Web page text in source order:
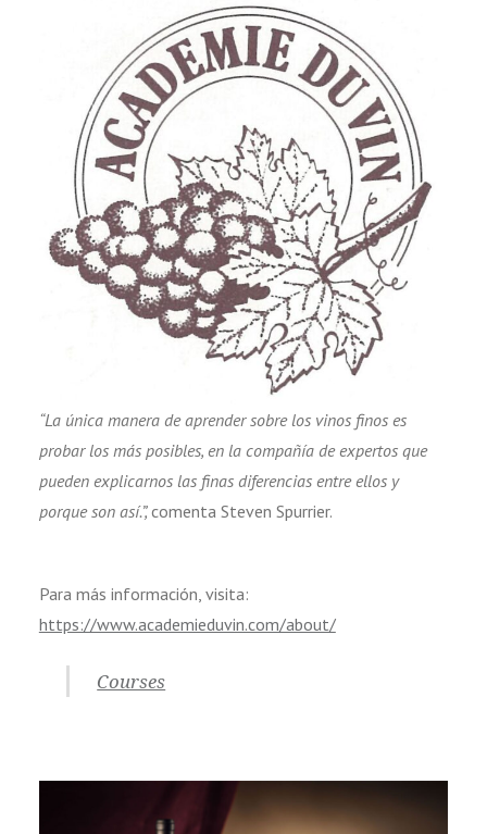
“La única manera de aprender sobre los vinos finos es
probar los más posibles, en la compañía de expertos que
pueden explicarnos las finas diferencias entre ellos y
porque son así.”,comenta Steven Spurrier.
Para más información, visita:
https://www.academieduvin.com/about/
Courses